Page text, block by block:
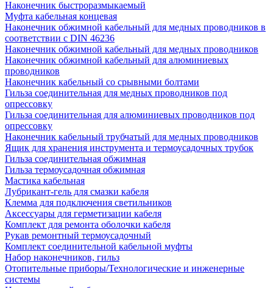
Наконечник быстроразмыкаемый
Муфта кабельная концевая
Наконечник обжимной кабельный для медных проводников в
соответствии с DIN 46236
Наконечник обжимной кабельный для медных проводников
Наконечник обжимной кабельный для алюминиевых
проводников
Наконечник кабельный со срывными болтами
Гильза соединительная для медных проводников под
опрессовку
Гильза соединительная для алюминиевых проводников под
опрессовку
Наконечник кабельный трубчатый для медных проводников
Ящик для хранения инструмента и термоусадочных трубок
Гильза соединительная обжимная
Гильза термоусадочная обжимная
Мастика кабельная
Лубрикант-гель для смазки кабеля
Клемма для подключения светильников
Аксессуары для герметизации кабеля
Комплект для ремонта оболочки кабеля
Рукав ремонтный термоусадочный
Комплект соединительной кабельной муфты
Набор наконечников, гильз
Отопительные приборы/Технологические и инженерные
системы